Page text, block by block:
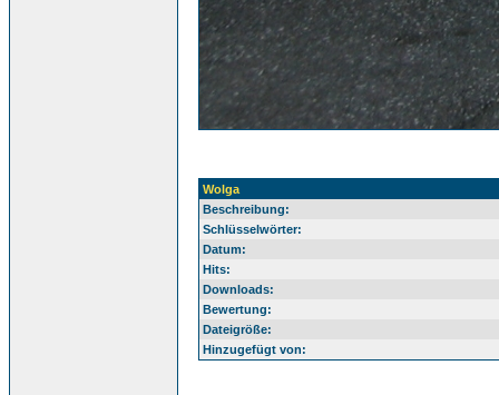
Wolga
Beschreibung:
Schlüsselwörter:
Datum:
Hits:
Downloads:
Bewertung:
Dateigröße:
Hinzugefügt von: